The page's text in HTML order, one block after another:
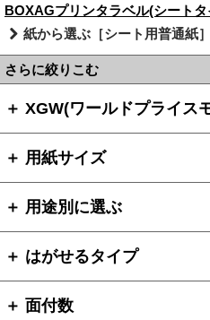
BOXAGプリンタラベル(シート
紙から選ぶ［シート用普通紙］
さらに絞りこむ
＋ XGW(ワールドプライス
＋ 用紙サイズ
＋ 用途別に選ぶ
＋ はがせるタイプ
＋ 面付数